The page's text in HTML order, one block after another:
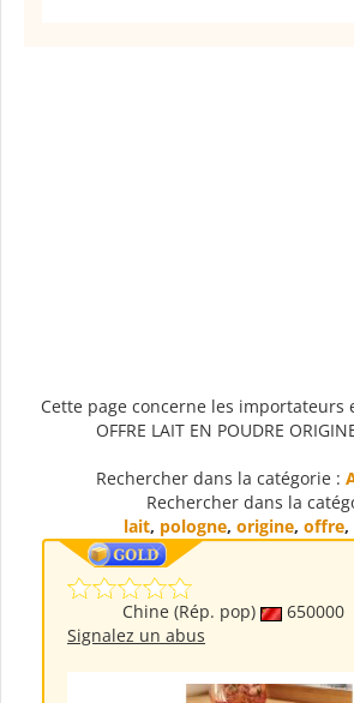
Cette page concerne les importateurs
OFFRE LAIT EN POUDRE
Rechercher dans la catégorie :
Rechercher dans la
lait, pologne, origine, offre,
Chine (Rép. pop) 650000
Signalez un abus